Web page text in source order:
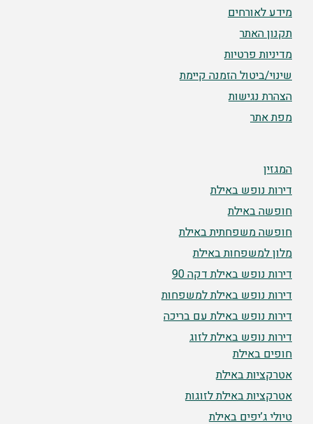
מידע לאורחים
תקנון האתר
מדיניות פרטיות
שינוי/ביטול הזמנה קיימת
הצהרת נגישות
מפת אתר
המגזין
דירות נופש באילת
חופשה באילת
חופשה משפחתית באילת
מלון למשפחות באילת
דירות נופש באילת דקה 90
דירות נופש באילת למשפחות
דירות נופש באילת עם בריכה
דירות נופש באילת לזוג
חופים באילת
אטרקציות באילת
אטרקציות באילת לזוגות
טיולי ג’יפים באילת